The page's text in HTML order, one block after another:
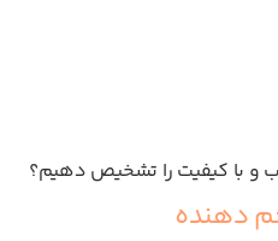
و با کیفیت را تشخیص دهیم؟
دهنده